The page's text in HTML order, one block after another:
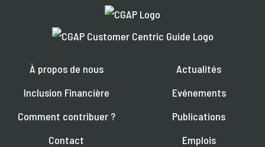
À propos de nous
Inclusion Financière
Comment contribuer ?
Contact
Actualités
Evénements
Publications
Emplois